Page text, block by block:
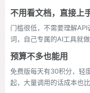
不用看文档，直接上
门槛很低，不需要理解
词，自己专属的AI工具就
预算不多也能用
免费版每天有30积分，轻
起，大量调用的话成本也